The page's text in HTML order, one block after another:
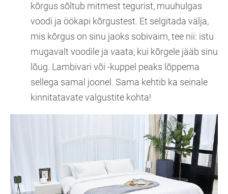
kõrgus sõltub mitmest tegurist, muuhulgas
voodi ja öökapi kõrgustest. Et selgitada välja,
mis kõrgus on sinu jaoks sobivaim, tee nii: istu
mugavalt voodile ja vaata, kui kõrgele jääb sinu
lõug. Lambivari või -kuppel peaks lõppema
sellega samal joonel. Sama kehtib ka seinale
kinnitatavate valgustite kohta!